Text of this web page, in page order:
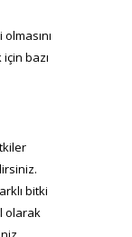
bazı
bitki
olarak